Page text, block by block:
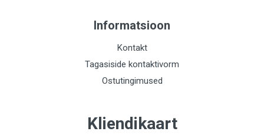
Informatsioon
Kontakt
Tagasiside kontaktivorm
Ostutingimused
Kliendikaart